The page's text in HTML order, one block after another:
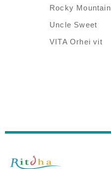
Rocky Mountain
Uncle Sweet
VITA Orhei vit